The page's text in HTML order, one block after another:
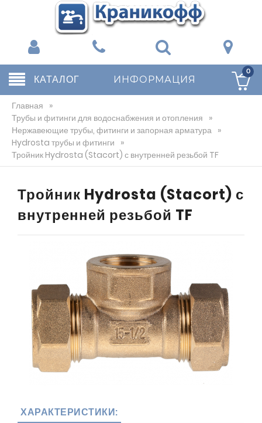
КАТАЛОГ ИНФОРМАЦИЯ
0
Главная »
Трубы и фитинги для водоснабжения и отопления »
Нержавеющие трубы, фитинги и запорная арматура »
Hydrosta трубы и фитинги »
Тройник Hydrosta (Stacort) с внутренней резьбой TF
Тройник Hydrosta (Stacort) с
внутренней резьбой TF
ХАРАКТЕРИСТИКИ: